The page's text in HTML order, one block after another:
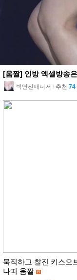
[움짤] 인방 엑셀방송
박연진매니저 l 추천 74
묵직하고 찰진 키스오
나띠 움짤